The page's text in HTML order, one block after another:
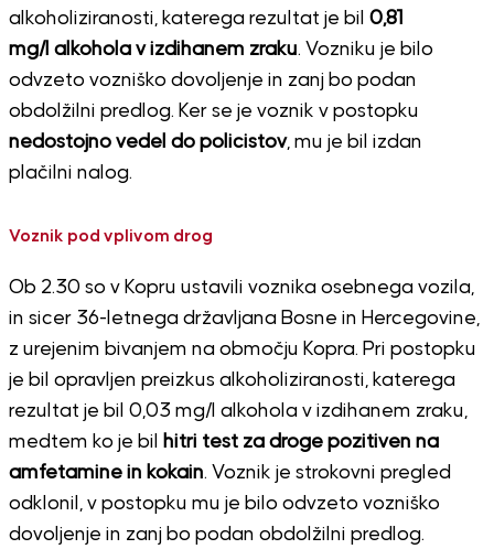
alkoholiziranosti, katerega rezultat je bil 0,81
mg/l alkohola v izdihanem zraku. Vozniku je bilo
odvzeto vozniško dovoljenje in zanj bo podan
obdolžilni predlog. Ker se je voznik v postopku
nedostojno vedel do policistov, mu je bil izdan
plačilni nalog.
Voznik pod vplivom drog
Ob 2.30 so v Kopru ustavili voznika osebnega vozila,
in sicer 36-letnega državljana Bosne in Hercegovine,
z urejenim bivanjem na območju Kopra. Pri postopku
je bil opravljen preizkus alkoholiziranosti, katerega
rezultat je bil 0,03 mg/l alkohola v izdihanem zraku,
medtem ko je bil
hitri test za droge pozitiven na
amfetamine in kokain. Voznik je strokovni pregled
odklonil, v postopku mu je bilo odvzeto vozniško
dovoljenje in zanj bo podan obdolžilni predlog.